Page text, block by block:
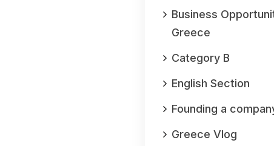
Business
Greece
Category B
English Section
Founding a
Greece Vlog